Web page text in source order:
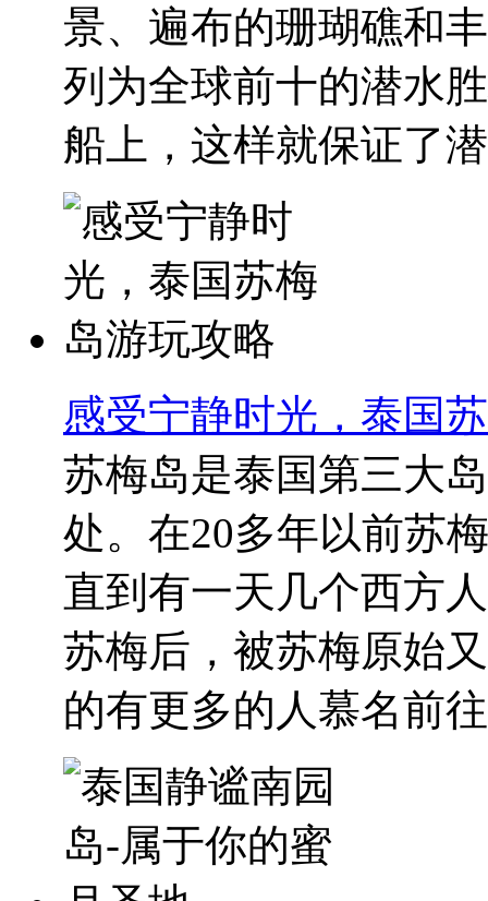
景、遍布的珊瑚礁和
列为全球前十的潜水
船上，这样就保证了
感受宁静时光，泰国
苏梅岛是泰国第三大
处。在20多年以前苏
直到有一天几个西方
苏梅后，被苏梅原始
的有更多的人慕名前